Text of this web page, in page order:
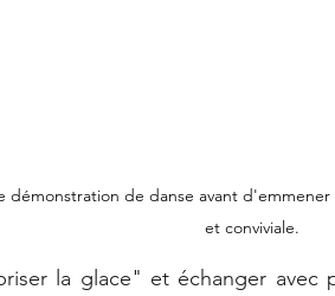
démonstration de danse avant
et conviviale.
la glace" et échanger avec